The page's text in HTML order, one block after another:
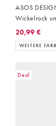
ASOS
Wickelrock
20,99 €
WEITERE
Deal